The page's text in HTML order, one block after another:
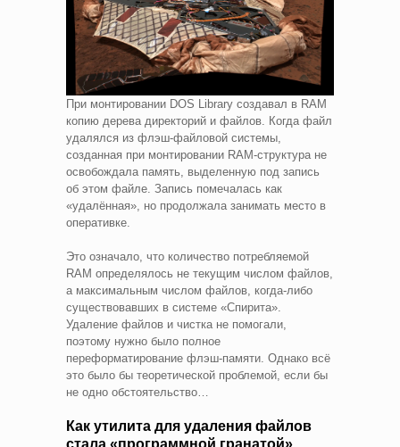
При монтировании DOS Library создавал в RAM
копию дерева директорий и файлов. Когда файл
удалялся из флэш-файловой системы,
созданная при монтировании RAM-структура не
освобождала память, выделенную под запись
об этом файле. Запись помечалась как
«удалённая», но продолжала занимать место в
оперативке.
Это означало, что количество потребляемой
RAM определялось не текущим числом файлов,
а максимальным числом файлов, когда-либо
существовавших в системе «Спирита».
Удаление файлов и чистка не помогали,
поэтому нужно было полное
переформатирование флэш-памяти. Однако всё
это было бы теоретической проблемой, если бы
не одно обстоятельство…
Как утилита для удаления файлов
стала «программной гранатой»